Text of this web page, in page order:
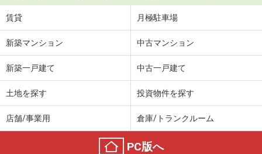
賃貸 月極駐車場
新築マンション 中古マンション
新築一戸建て 中古一戸建て
土地を探す 投資物件を探す
店舗/事業用 倉庫/トランクルーム
PC版へ